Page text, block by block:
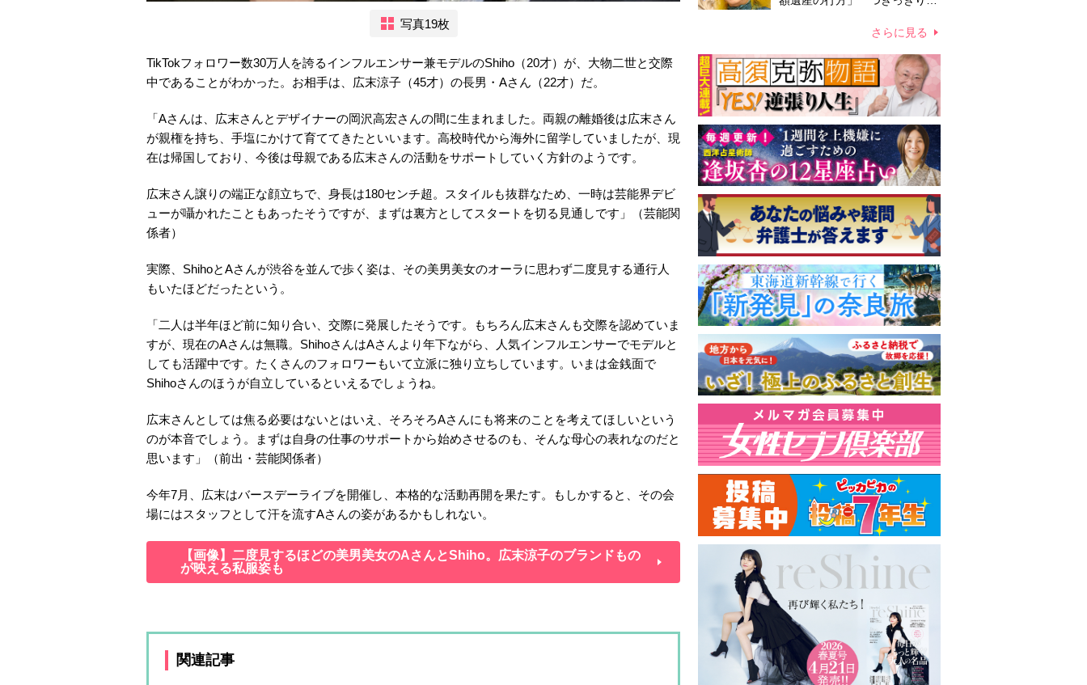
写真19枚
TikTokフォロワー数30万人を誇るインフルエンサー兼モデルのShiho（20才）が、大物二世と交際
中であることがわかった。お相手は、広末涼子（45才）の長男・Aさん（22才）だ。
「Aさんは、広末さんとデザイナーの岡沢高宏さんの間に生まれました。両親の離婚後は広末さん
が親権を持ち、手塩にかけて育ててきたといいます。高校時代から海外に留学していましたが、現
在は帰国しており、今後は母親である広末さんの活動をサポートしていく方針のようです。
広末さん譲りの端正な顔立ちで、身長は180センチ超。スタイルも抜群なため、一時は芸能界デビ
ューが囁かれたこともあったそうですが、まずは裏方としてスタートを切る見通しです」（芸能関
係者）
実際、ShihoとAさんが渋谷を並んで歩く姿は、その美男美女のオーラに思わず二度見する通行人
もいたほどだったという。
「二人は半年ほど前に知り合い、交際に発展したそうです。もちろん広末さんも交際を認めていま
すが、現在のAさんは無職。ShihoさんはAさんより年下ながら、人気インフルエンサーでモデルと
しても活躍中です。たくさんのフォロワーもいて立派に独り立ちしています。いまは金銭面で
Shihoさんのほうが自立しているといえるでしょうね。
広末さんとしては焦る必要はないとはいえ、そろそろAさんにも将来のことを考えてほしいという
のが本音でしょう。まずは自身の仕事のサポートから始めさせるのも、そんな母心の表れなのだと
思います」（前出・芸能関係者）
今年7月、広末はバースデーライブを開催し、本格的な活動再開を果たす。もしかすると、その会
場にはスタッフとして汗を流すAさんの姿があるかもしれない。
【画像】二度見するほどの美男美女のAさんとShiho。広末涼子のブランドもの
が映える私服姿も
関連記事
さらに見る